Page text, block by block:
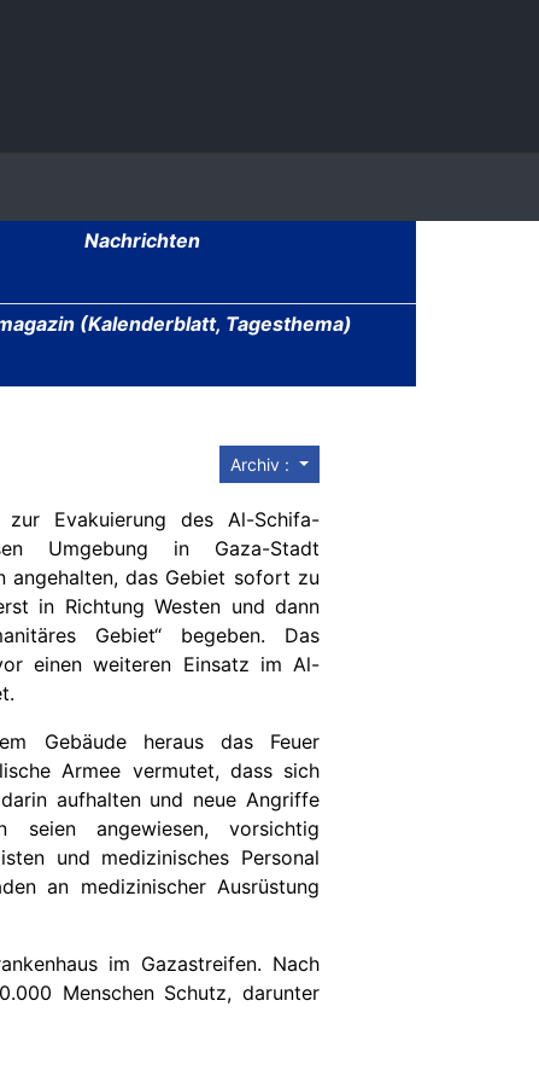
Nachrichten
(Kalenderblatt, Tagesthema)
Archiv :
Evakuierung des Al-Schifa-
Umgebung in Gaza-Stadt
angehalten, das Gebiet sofort zu
in Richtung Westen und dann
Gebiet“ begeben. Das
einen weiteren Einsatz im Al-
Gebäude heraus das Feuer
Armee vermutet, dass sich
aufhalten und neue Angriffe
seien angewiesen, vorsichtig
und medizinisches Personal
an medizinischer Ausrüstung
im Gazastreifen. Nach
Menschen Schutz, darunter